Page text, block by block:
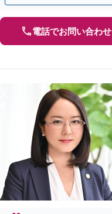
電話でお問い合わせ